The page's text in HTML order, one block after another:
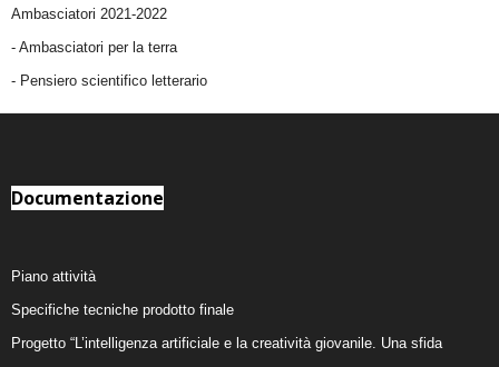
Ambasciatori 2021-2022
- Ambasciatori per la terra
- Pensiero scientifico letterario
Documentazione
Piano attività
Specifiche tecniche prodotto finale
Progetto “L’intelligenza artificiale e la creatività giovanile. Una sfida